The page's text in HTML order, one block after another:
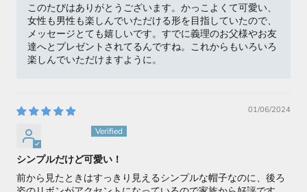
このたびはありがとうございます。かっこよくて可愛い、
女性も男性も楽しんでいただける形を目指していたので、
メッセージとても嬉しいです。すでに義理のお父様やお友
達へとプレゼントされてるんですね。これからもいろいろ
楽しんでいただけますように。
01/06/2024
シンプルだけど可愛い！
前から見たときはすっきり見えるシンプルな帽子なのに、後ろ